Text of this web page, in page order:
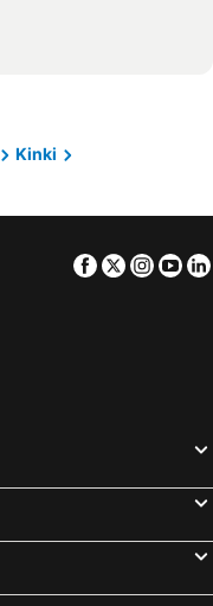
Kinki
Facebook
Twitter